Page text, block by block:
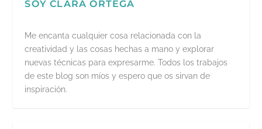
SOY CLARA ORTEGA
Me encanta cualquier cosa relacionada con la
creatividad y las cosas hechas a mano y explorar
nuevas técnicas para expresarme. Todos los trabajos
de este blog son míos y espero que os sirvan de
inspiración.